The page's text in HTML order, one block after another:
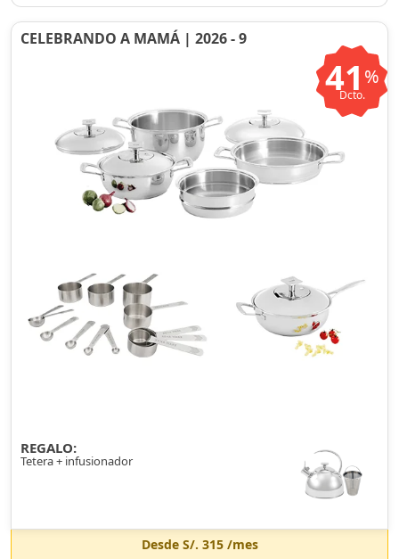
CELEBRANDO A MAMÁ | 2026 - 9
41 %
Dcto.
REGALO:
Tetera + infusionador
Desde S/. 315/mes